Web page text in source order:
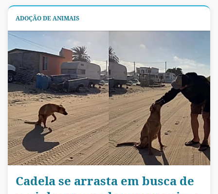
ADOÇÃO DE ANIMAIS
Cadela se arrasta em busca de